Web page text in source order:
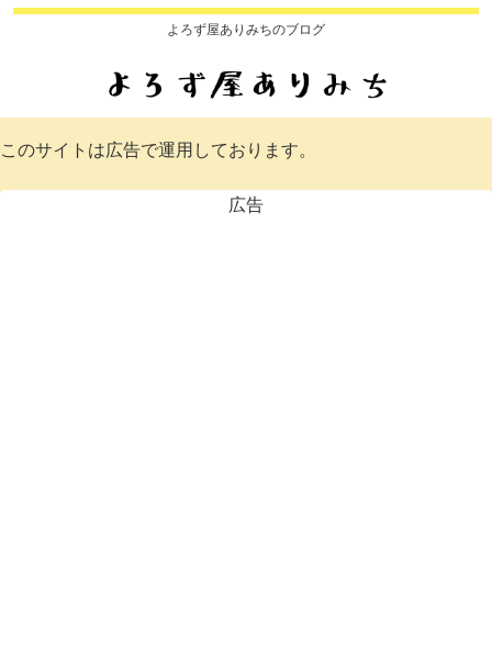
よろず屋ありみちのブログ
このサイトは広告で運用しております。
広告